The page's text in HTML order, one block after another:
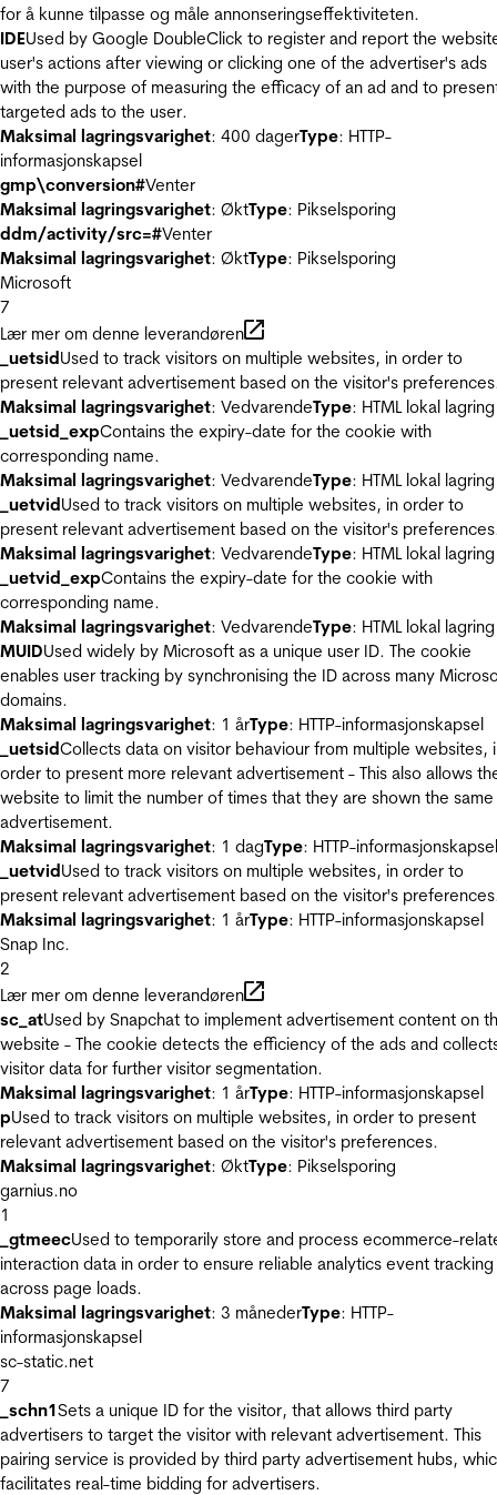
for å kunne tilpasse og måle annonseringseffektiviteten.
IDEUsed by Google DoubleClick to register and report the
user's actions after viewing or clicking one of the advertiser's ads
with the purpose of measuring the efficacy of an ad and to
targeted ads to the user.
Maksimal lagringsvarighet: 400 dagerType: HTTP-
informasjonskapsel
gmp\conversion#Venter
Maksimal lagringsvarighet: ØktType: Pikselsporing
ddm/activity/src=#Venter
Maksimal lagringsvarighet: ØktType: Pikselsporing
Microsoft
7
Lær mer om denne leverandøren
_uetsidUsed to track visitors on multiple websites, in order to
present relevant advertisement based on the visitor's
Maksimal lagringsvarighet: VedvarendeType: HTML lokal lagring
_uetsid_expContains the expiry-date for the cookie with
corresponding name.
Maksimal lagringsvarighet: VedvarendeType: HTML lokal lagring
_uetvidUsed to track visitors on multiple websites, in order to
present relevant advertisement based on the visitor's
Maksimal lagringsvarighet: VedvarendeType: HTML lokal lagring
_uetvid_expContains the expiry-date for the cookie with
corresponding name.
Maksimal lagringsvarighet: VedvarendeType: HTML lokal lagring
MUIDUsed widely by Microsoft as a unique user ID. The cookie
enables user tracking by synchronising the ID across many
domains.
Maksimal lagringsvarighet: 1 årType: HTTP-informasjonskapsel
_uetsidCollects data on visitor behaviour from multiple websites,
order to present more relevant advertisement - This also allows
website to limit the number of times that they are shown the same
advertisement.
Maksimal lagringsvarighet: 1 dagType: HTTP-informasjonskapsel
_uetvidUsed to track visitors on multiple websites, in order to
present relevant advertisement based on the visitor's
Maksimal lagringsvarighet: 1 årType: HTTP-informasjonskapsel
Snap Inc.
2
Lær mer om denne leverandøren
sc_atUsed by Snapchat to implement advertisement content on
website - The cookie detects the efficiency of the ads and
visitor data for further visitor segmentation.
Maksimal lagringsvarighet: 1 årType: HTTP-informasjonskapsel
pUsed to track visitors on multiple websites, in order to present
relevant advertisement based on the visitor's preferences.
Maksimal lagringsvarighet: ØktType: Pikselsporing
garnius.no
1
_gtmeecUsed to temporarily store and process ecommerce-
interaction data in order to ensure reliable analytics event tracking
across page loads.
Maksimal lagringsvarighet: 3 månederType: HTTP-
informasjonskapsel
sc-static.net
7
_schn1Sets a unique ID for the visitor, that allows third party
advertisers to target the visitor with relevant advertisement. This
pairing service is provided by third party advertisement hubs,
facilitates real-time bidding for advertisers.